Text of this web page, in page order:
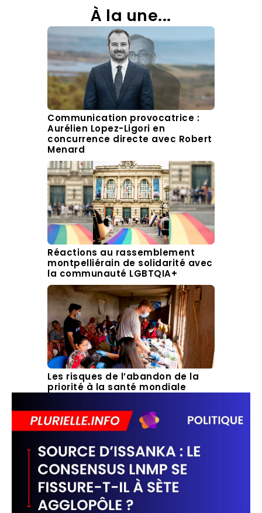
À la une...
Communication provocatrice :
Aurélien Lopez-Ligori en
concurrence directe avec Robert
Menard
Réactions au rassemblement
montpelliérain de solidarité avec
la communauté LGBTQIA+
Les risques de l’abandon de la
priorité à la santé mondiale